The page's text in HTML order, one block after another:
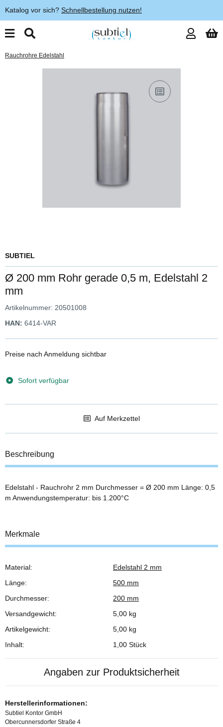
Katalog vor sich? Schnellbestellung nutzen!
Rauchrohre Edelstahl
SUBTIEL
Ø 200 mm Rohr gerade 0,5 m, Edelstahl 2
mm
Artikelnummer: 20501008
HAN: 6414-VAR
Preise nach Anmeldung sichtbar
Sofort verfügbar
Auf Merkzettel
Beschreibung
Edelstahl - Rauchrohr 2 mm Durchmesser = Ø 200 mm Länge: 0,5
m Anwendungstemperatur: bis 1.200°C
Merkmale
Produkteigenschaft
Wert
Material:
Edelstahl 2 mm
Länge:
500 mm
Durchmesser:
200 mm
Versandgewicht:
5,00 kg
Artikelgewicht:
5,00 kg
Inhalt:
1,00 Stück
Angaben zur Produktsicherheit
Herstellerinformationen:
Subtiel Kontor GmbH
Obercunnersdorfer Straße 4